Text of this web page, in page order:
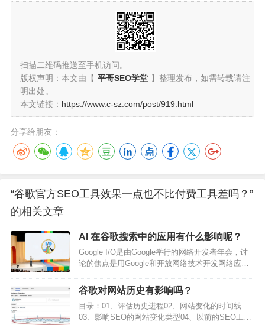
扫描二维码推送至手机访问。
版权声明：本文由【 平哥SEO学堂 】整理发布，如需转载请注
明出处。
本文链接： https://www.c-sz.com/post/919.html
分享给朋友：
“谷歌官方SEO工具效果一点也不比付费工具差吗？”
的相关文章
AI 在谷歌搜索中的应用有什么影响呢？
Google I/O是由Google举行的网络开发者年会，讨
论的焦点是用Google和开放网络技术开发网络应
Open)，会议的形式类似于Google开发者大会。今年
的Google I/O 2024于美东时间5月14日-15日在加州
山景城的Shoreline Amphitheatre举行，这个地点距
离谷歌总部不远，是I/…
谷歌对网站历史有影响吗？
目录：01、评估历史进程02、网站变化的时间线
03、影响SEO的网站变化类型04、以前的SEO工作